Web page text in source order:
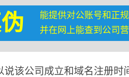
能提供对公账号和正
并在网上能查到公司
说该公司成立和域名注册时